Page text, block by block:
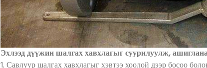
Эхлээд дүүжин шалгах хавхлагыг суурилуулж,
1. Савлуур шалгах хавхлагыг хэвтээ хоолой дээр босоо